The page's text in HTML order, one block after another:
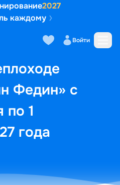
2027
каждому
Войти
Федин» с
по 1
года
кают Маршрут и